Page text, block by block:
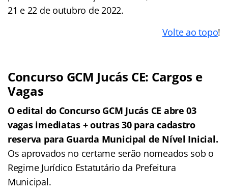
21 e 22 de outubro de 2022.
Volte ao topo!
Concurso GCM Jucás CE: Cargos e
Vagas
O edital do Concurso GCM Jucás CE abre 03
vagas imediatas + outras 30 para cadastro
reserva para Guarda Municipal de Nível Inicial.
Os aprovados no certame serão nomeados sob o
Regime Jurídico Estatutário da Prefeitura
Municipal.